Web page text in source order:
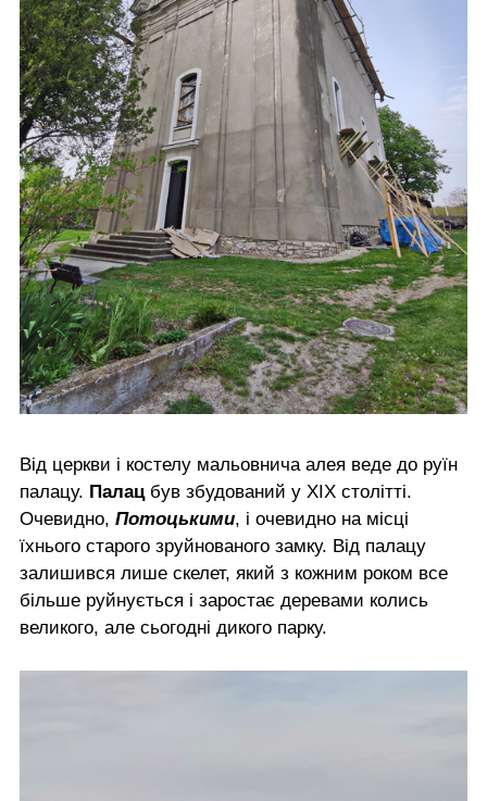
Від церкви і костелу мальовнича алея веде до руїн
палацу. Палац був збудований у ХІХ столітті.
Очевидно, Потоцькими, і очевидно на місці
їхнього старого зруйнованого замку. Від палацу
залишився лише скелет, який з кожним роком все
більше руйнується і заростає деревами колись
великого, але сьогодні дикого парку.